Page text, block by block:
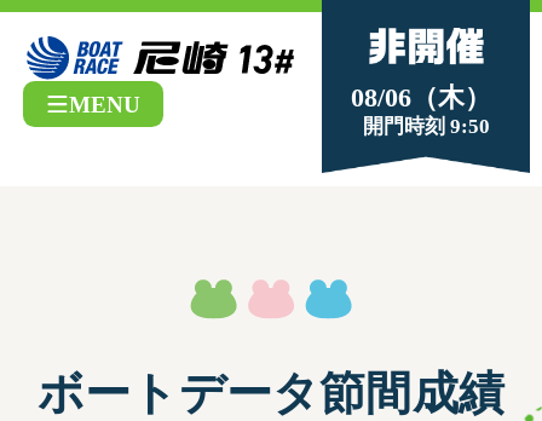
08/06（木）
開門時刻 9:50
MENU
ボートデータ節間成績